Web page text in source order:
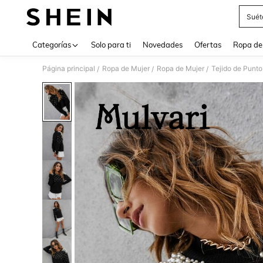
Categorías Solo para ti Novedades Ofertas Ropa
Página principal / Ropa de Mujer / Ropa de Mujer / Tejido de